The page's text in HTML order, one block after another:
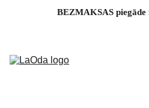
BEZMAKSAS piegāde